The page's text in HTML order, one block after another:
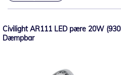
Civilight AR111 LED pære 20W
Dæmpbar